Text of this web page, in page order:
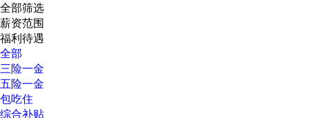
全部筛选
薪资范围
福利待遇
全部
三险一金
五险一金
包吃住
综合补贴